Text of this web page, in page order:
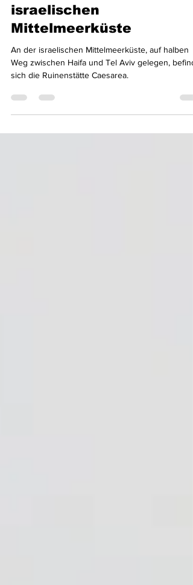
Tauchen an der
israelischen
Mittelmeerküste
An der israelischen Mittelmeerküste, auf halben
Weg zwischen Haifa und Tel Aviv gelegen,
sich die Ruinenstätte Caesarea.